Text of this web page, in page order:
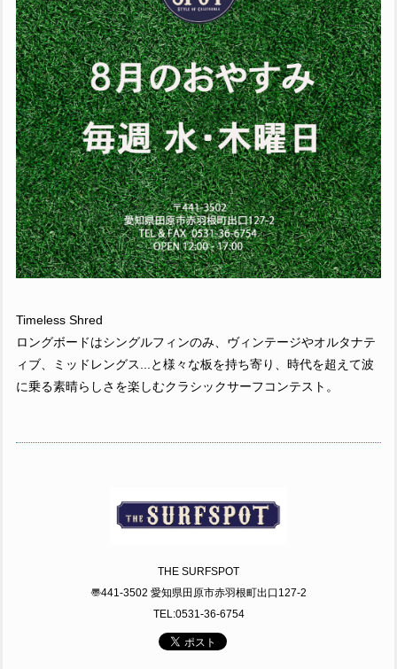
Timeless Shred
ロングボードはシングルフィンのみ、ヴィンテージやオルタナテ
ィブ、ミッドレングス...と様々な板を持ち寄り、時代を超えて波
に乗る素晴らしさを楽しむクラシックサーフコンテスト。
THE SURFSPOT
〠441-3502 愛知県田原市赤羽根町出口127-2
TEL:0531-36-6754